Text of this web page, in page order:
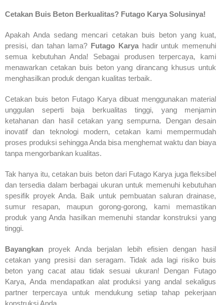
Cetakan Buis Beton Berkualitas? Futago Karya Solusinya!
Apakah Anda sedang mencari cetakan buis beton yang kuat,
presisi, dan tahan lama? Futago Karyahadir untuk memenuhi
semua kebutuhan Anda! Sebagai produsen terpercaya, kami
menawarkan cetakan buis beton yang dirancang khusus untuk
menghasilkan produk dengan kualitas terbaik.
Cetakan buis beton Futago Karya dibuat menggunakan material
unggulan seperti baja berkualitas tinggi, yang menjamin
ketahanan dan hasil cetakan yang sempurna. Dengan desain
inovatif dan teknologi modern, cetakan kami mempermudah
proses produksi sehingga Anda bisa menghemat waktu dan biaya
tanpa mengorbankan kualitas.
Tak hanya itu, cetakan buis beton dari Futago Karya juga fleksibel
dan tersedia dalam berbagai ukuran untuk memenuhi kebutuhan
spesifik proyek Anda. Baik untuk pembuatan saluran drainase,
sumur resapan, maupun gorong-gorong, kami memastikan
produk yang Anda hasilkan memenuhi standar konstruksi yang
tinggi.
Bayangkan proyek Anda berjalan lebih efisien dengan hasil
cetakan yang presisi dan seragam. Tidak ada lagi risiko buis
beton yang cacat atau tidak sesuai ukuran! Dengan Futago
Karya, Anda mendapatkan alat produksi yang andal sekaligus
partner terpercaya untuk mendukung setiap tahap pekerjaan
konstruksi Anda.